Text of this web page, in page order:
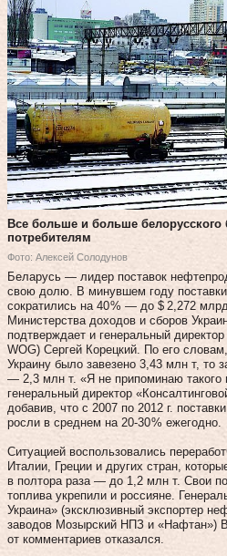
Все больше и больше белорусского
потребителям
Фото: Алексей Солодунов
Беларусь — лидер поставок
свою долю. В минувшем году поставки
сократились на 40 % — до $ 2,272
Министерства доходов и сборов
подтверждает и генеральный
WOG) Сергей Корецкий. По его
Украину было завезено 3,43 млн т, то
— 2,3 млн т. «Я не припоминаю
генеральный директор
добавив, что с 2007 по 2012 г.
росли в среднем на 20‑30 % ежегодно.
Ситуацией воспользовались
Италии, Греции и других стран,
в полтора раза — до 1,2 млн т. Свои
топлива укрепили и россияне.
Украина» (эксклюзивный экспортер
заводов Мозырский НПЗ и «Нафтан»)
от комментариев отказался.